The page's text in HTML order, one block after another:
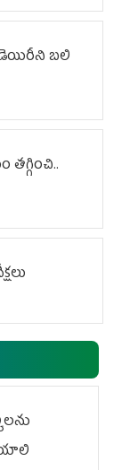
బలి